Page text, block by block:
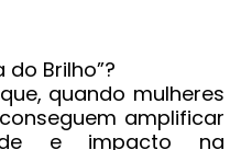
Brilho”?
quando mulheres
amplificar
e impacto na